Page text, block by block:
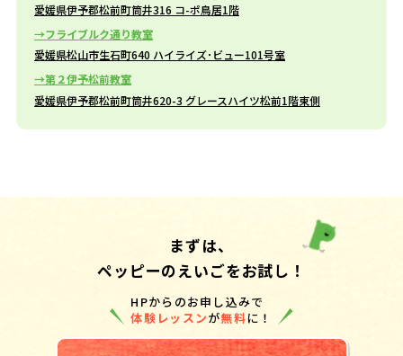
愛媛県伊予郡松前町筒井316 コ-ポ鳥居1階
フライブルク通り教室
愛媛県松山市生石町640 ハイライズ･ビュー101号室
第２伊予松前教室
愛媛県伊予郡松前町筒井620-3 グレースハイツ松前1階東側
まずは、
ペッピーのえいごをお試し！
HPからのお申し込みで
体験レッスンが無料に！